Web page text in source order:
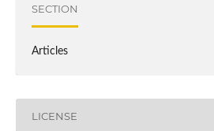
SECTION
Articles
LICENSE